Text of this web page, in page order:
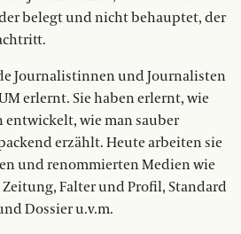
belegt und nicht behauptet, der
Journalistinnen und Journalisten
erlernt. Sie haben erlernt, wie
entwickelt, wie man sauber
erzählt. Heute arbeiten sie
und renommierten Medien wie
Falter und Profil, Standard
Dossier u.v.m.